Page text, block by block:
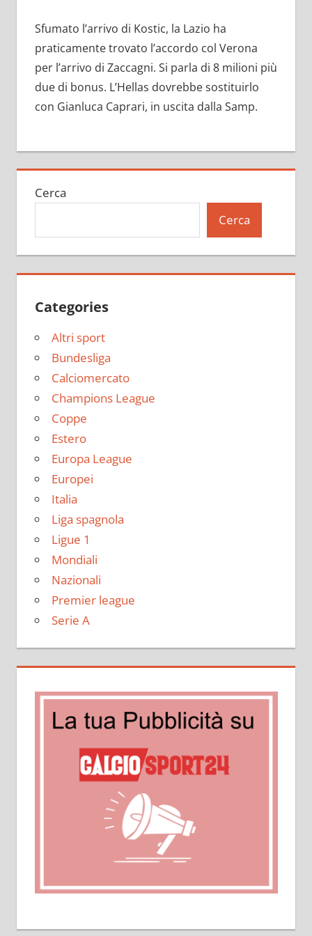
Sfumato l’arrivo di Kostic, la Lazio ha
praticamente trovato l’accordo col Verona
per l’arrivo di Zaccagni. Si parla di 8 milioni più
due di bonus. L’Hellas dovrebbe sostituirlo
con Gianluca Caprari, in uscita dalla Samp.
Cerca
Cerca
Categories
Altri sport
Bundesliga
Calciomercato
Champions League
Coppe
Estero
Europa League
Europei
Italia
Liga spagnola
Ligue 1
Mondiali
Nazionali
Premier league
Serie A